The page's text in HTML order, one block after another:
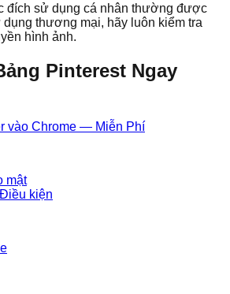
đích sử dụng cá nhân thường được
thương mại, hãy luôn kiểm tra
hình ảnh.
Pinterest Ngay
vào Chrome — Miễn Phí
mật
kiện